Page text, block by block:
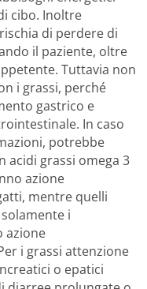
cibo. Inoltre
di perdere di
il paziente, oltre
Tuttavia non
i grassi, perché
gastrico e
In caso
potrebbe
acidi grassi omega 3
azione
mentre quelli
i
azione
i grassi attenzione
o epatici